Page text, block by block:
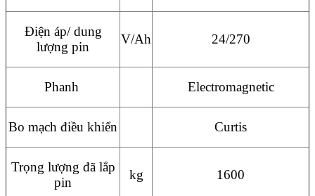
Điện áp/ dung
lượng pin
V/Ah 24/270
Phanh Electromagnetic
Bo mạch điều khiển Curtis
Trọng lượng đã lắp
pin
kg 1600